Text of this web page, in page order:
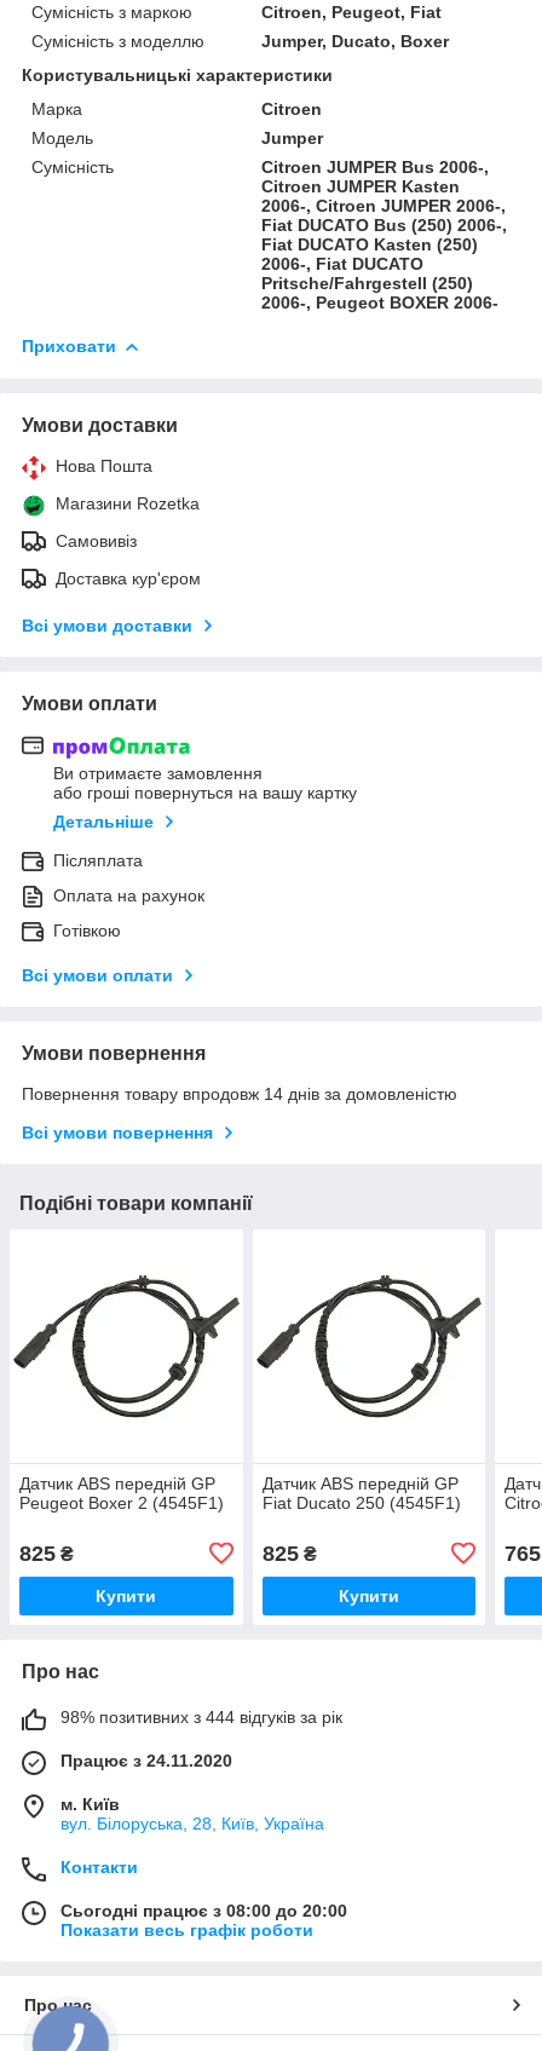
Сумісність з маркою
Citroen, Peugeot, Fiat
Сумісність з моделлю
Jumper, Ducato, Boxer
Користувальницькі характеристики
Марка
Citroen
Модель
Jumper
Сумісність
Citroen JUMPER Bus 2006-,
Citroen JUMPER Kasten
2006-, Citroen JUMPER 2006-,
Fiat DUCATO Bus (250) 2006-,
Fiat DUCATO Kasten (250)
2006-, Fiat DUCATO
Pritsche/Fahrgestell (250)
2006-, Peugeot BOXER 2006-
Приховати
Умови доставки
Нова Пошта
Магазини Rozetka
Самовивіз
Доставка кур'єром
Всі умови доставки
Умови оплати
Ви отримаєте замовлення
або гроші повернуться на вашу картку
Детальніше
Післяплата
Оплата на рахунок
Готівкою
Всі умови оплати
Умови повернення
Повернення товару впродовж 14 днів за домовленістю
Всі умови повернення
Подібні товари компанії
Датчик ABS передній GP
Peugeot Boxer 2 (4545F1)
825 ₴
Купити
Датчик ABS передній GP
Fiat Ducato 250 (4545F1)
825₴
Купити
765
Про нас
98% позитивних з 444 відгуків за рік
Працює з 24.11.2020
м. Київ
вул. Білоруська, 28, Київ, Україна
Контакти
Сьогодні працює з 08:00 до 20:00
Показати весь графік роботи
Про нас